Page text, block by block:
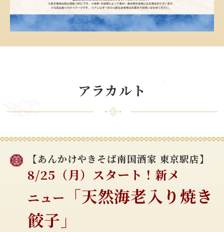
アラカルト
【あんかけやきそば南国酒家 東京駅店】
8/25（月）スタート！新メ
ニュー
「天然海老入り焼き
餃子」